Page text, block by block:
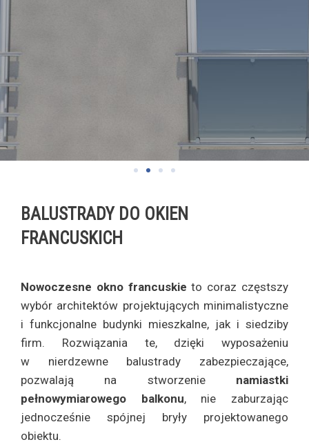
BALUSTRADY DO OKIEN
FRANCUSKICH
Nowoczesne okno francuskie to coraz częstszy
wybór architektów projektujących minimalistyczne
i funkcjonalne budynki mieszkalne, jak i siedziby
firm. Rozwiązania te, dzięki wyposażeniu
w nierdzewne balustrady zabezpieczające,
pozwalają na stworzenie namiastki
pełnowymiarowego balkonu, nie zaburzając
jednocześnie spójnej bryły projektowanego
obiektu.